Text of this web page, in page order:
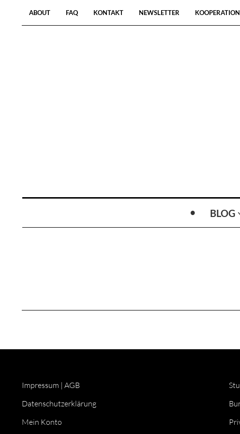
ABOUT FAQ KONTAKT NEWSLETTER
BLOG
Impressum | AGB
Datenschutzerklärung
Mein Konto